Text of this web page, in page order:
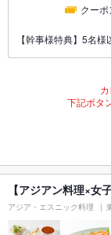
クーポ
【幹事様特典】5名
下記ボタ
【アジアン料理×
アジア・エスニック料理